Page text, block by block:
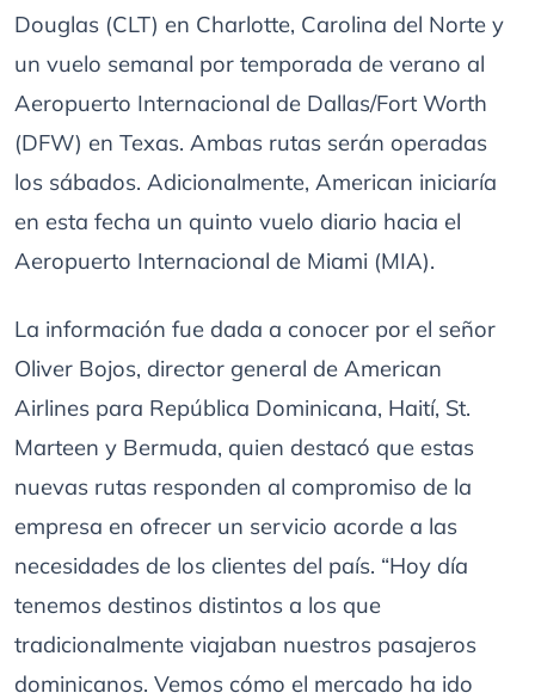
Douglas (CLT) en Charlotte, Carolina del Norte y
un vuelo semanal por temporada de verano al
Aeropuerto Internacional de Dallas/Fort Worth
(DFW) en Texas. Ambas rutas serán operadas
los sábados. Adicionalmente, American iniciaría
en esta fecha un quinto vuelo diario hacia el
Aeropuerto Internacional de Miami (MIA).
La información fue dada a conocer por el señor
Oliver Bojos, director general de American
Airlines para República Dominicana, Haití, St.
Marteen y Bermuda, quien destacó que estas
nuevas rutas responden al compromiso de la
empresa en ofrecer un servicio acorde a las
necesidades de los clientes del país. “Hoy día
tenemos destinos distintos a los que
tradicionalmente viajaban nuestros pasajeros
dominicanos. Vemos cómo el mercado ha ido